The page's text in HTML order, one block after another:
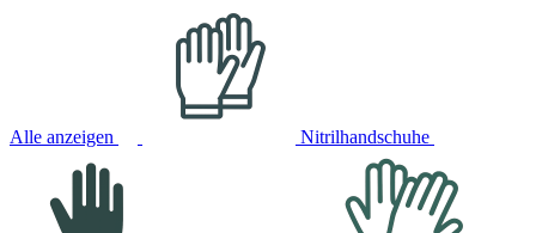
Alle anzeigen Nitrilhandschuhe